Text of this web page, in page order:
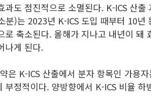
과도 점진적으로 소멸된다. K-ICS 산
분)는 2023년 K-ICS 도입 때부터 10년
로 축소된다. 올해가 지나고 내년이 돼
나게 된다.
은 K-ICS 산출에서 분자 항목인 가용
부정적이다. 양방향에서 K-ICS 비율 하